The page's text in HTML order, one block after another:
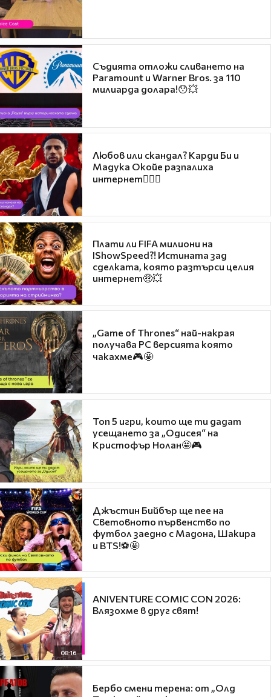
Съдията отложи сливането на
Paramount и Warner Bros. за 110
милиарда долара!😯💥
Любов или скандал? Карди Би и
Мадука Окойе разпалиха
интернет❤️‍🔥🔥
Плати ли FIFA милиони на
IShowSpeed?! Истината зад
сделката, която разтърси целия
интернет🤑💥
„Game of Thrones“ най-накрая
получава PC версията която
чакахме🎮🤩
Топ 5 игри, които ще ти дадат
усещането за „Одисея“ на
Кристофър Нолан🤩🎮
Джъстин Бийбър ще пее на
Световното първенство по
футбол заедно с Мадона, Шакира
и BTS!⚽🤩
08:16
ANIVENTURE COMIC CON 2026:
Влязохме в друг свят!
Бербо смени терена: от „Олд